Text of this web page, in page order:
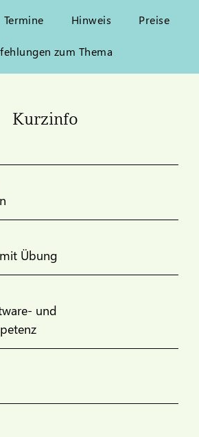
Termine Hinweis Preise
zum Thema
Kurzinfo
Übung
und